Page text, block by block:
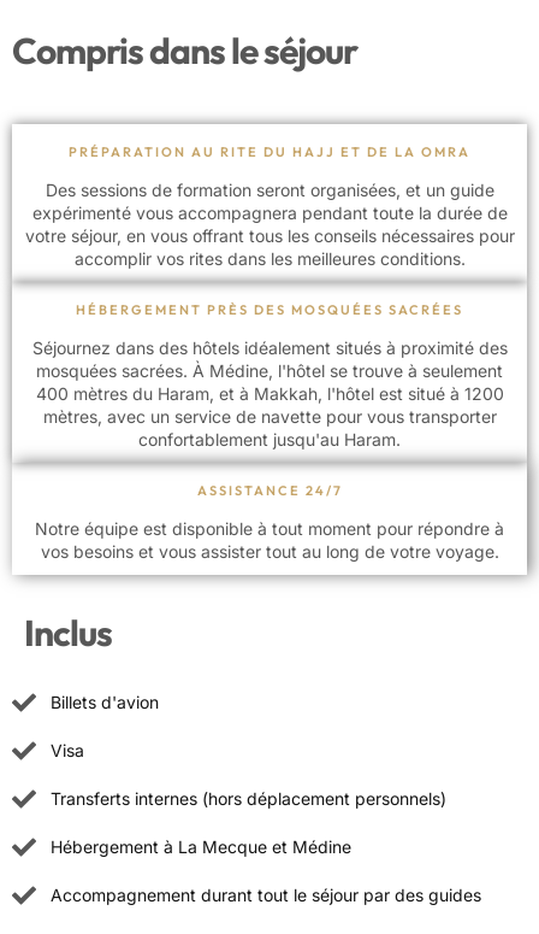
Compris dans le séjour
PRÉPARATION AU RITE DU HAJJ ET DE LA OMRA
Des sessions de formation seront organisées, et un guide
expérimenté vous accompagnera pendant toute la durée de
votre séjour, en vous offrant tous les conseils nécessaires pour
accomplir vos rites dans les meilleures conditions.
HÉBERGEMENT PRÈS DES MOSQUÉES SACRÉES
Séjournez dans des hôtels idéalement situés à proximité des
mosquées sacrées. À Médine, l'hôtel se trouve à seulement
400 mètres du Haram, et à Makkah, l'hôtel est situé à 1200
mètres, avec un service de navette pour vous transporter
confortablement jusqu'au Haram.
ASSISTANCE 24/7
Notre équipe est disponible à tout moment pour répondre à
vos besoins et vous assister tout au long de votre voyage.
Inclus
Billets d'avion
Visa
Transferts internes (hors déplacement personnels)
Hébergement à La Mecque et Médine
Accompagnement durant tout le séjour par des guides